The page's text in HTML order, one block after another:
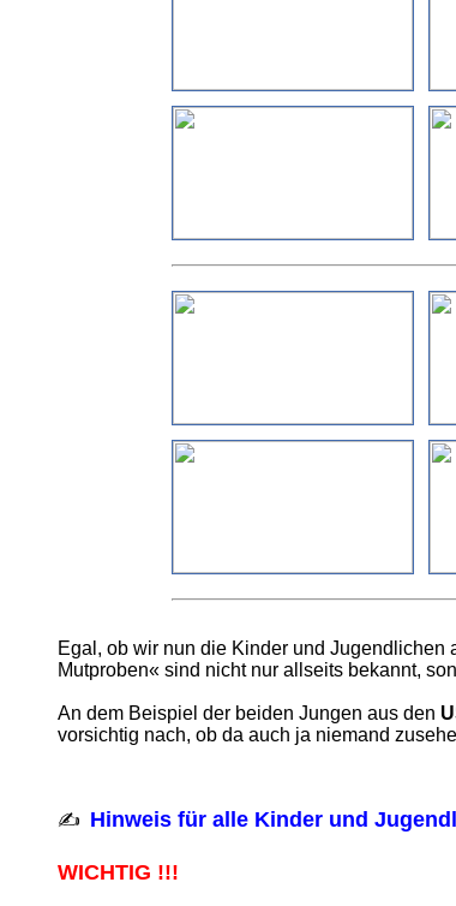
Egal, ob wir nun die Kinder und
Mutproben« sind nicht nur allseits bekannt,
An dem Beispiel der beiden Jungen aus den
vorsichtig nach, ob da auch ja niemand
✍ Hinweis für alle Kinder und
WICHTIG !!!